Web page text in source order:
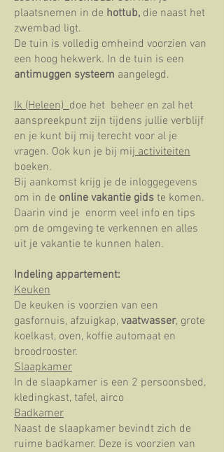
plaatsnemen in de hottub, die naast het
zwembad ligt.
De tuin is volledig omheind voorzien van
een hoog hekwerk. In de tuin is een
antimuggen systeem aangelegd.
Ik (Heleen)doe het beheer en zal het
aanspreekpunt zijn tijdens jullie verblijf
en je kunt bij mij terecht voor al je
vragen. Ook kun je bij mijactiviteiten
boeken.
Bij aankomst krijg je de inloggegevens
om in de online vakantie gids te komen.
Daarin vind je enorm veel info en tips
om de omgeving te verkennen en alles
uit je vakantie te kunnen halen.
Indeling appartement:
Keuken
De keuken is voorzien van een
gasfornuis, afzuigkap, vaatwasser, grote
koelkast, oven, koffie automaat en
broodrooster.
Slaapkamer
In de slaapkamer is een 2 persoonsbed,
kledingkast, tafel, airco
Badkamer
Naast de slaapkamer bevindt zich de
ruime badkamer. Deze is voorzien van